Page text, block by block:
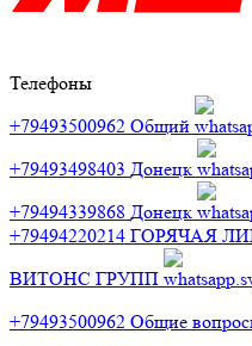
Телефоны
+79493500962 Общий
+79493498403 Донецк
+79494339868 Донецк
+79494220214 ГОРЯЧАЯ
ВИТОНС ГРУПП
+79493500962 Общие